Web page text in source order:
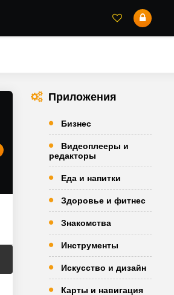
Приложения
Бизнес
Видеоплееры и
редакторы
Еда и напитки
Здоровье и фитнес
Знакомства
Инструменты
Искусство и дизайн
Карты и навигация